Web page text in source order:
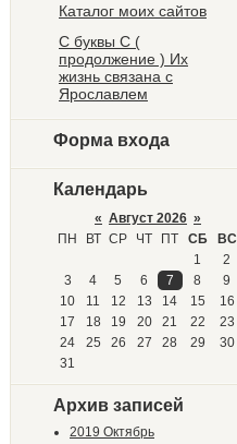
Каталог моих сайтов
С буквы С (
продолжение ) Их
жизнь связана с
Ярославлем
Форма входа
Календарь
« Август 2026 »
ПН
ВТ СР ЧТ ПТ СБ
ВС
1
2
3
4 5 6 7 8
9
10
11 12 13 14 15
16
17
18 19 20 21 22
23
24
25 26 27 28 29
30
31
Архив записей
2019 Октябрь